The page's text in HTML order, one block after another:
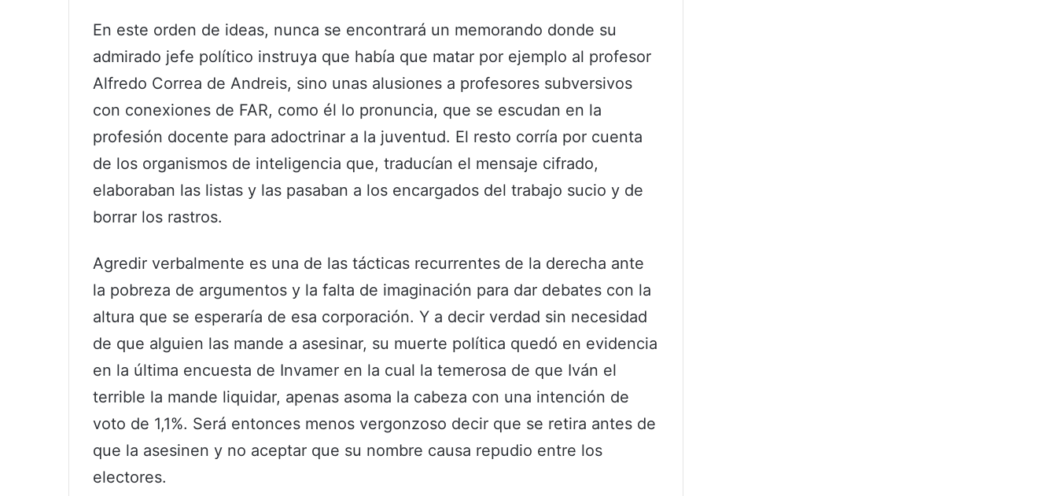
En este orden de ideas, nunca se encontrará un memorando donde su
admirado jefe político instruya que había que matar por ejemplo al profesor
Alfredo Correa de Andreis, sino unas alusiones a profesores subversivos
con conexiones de FAR, como él lo pronuncia, que se escudan en la
profesión docente para adoctrinar a la juventud. El resto corría por cuenta
de los organismos de inteligencia que, traducían el mensaje cifrado,
elaboraban las listas y las pasaban a los encargados del trabajo sucio y de
borrar los rastros.
Agredir verbalmente es una de las tácticas recurrentes de la derecha ante
la pobreza de argumentos y la falta de imaginación para dar debates con la
altura que se esperaría de esa corporación. Y a decir verdad sin necesidad
de que alguien las mande a asesinar, su muerte política quedó en evidencia
en la última encuesta de Invamer en la cual la temerosa de que Iván el
terrible la mande liquidar, apenas asoma la cabeza con una intención de
voto de 1,1%. Será entonces menos vergonzoso decir que se retira antes de
que la asesinen y no aceptar que su nombre causa repudio entre los
electores.